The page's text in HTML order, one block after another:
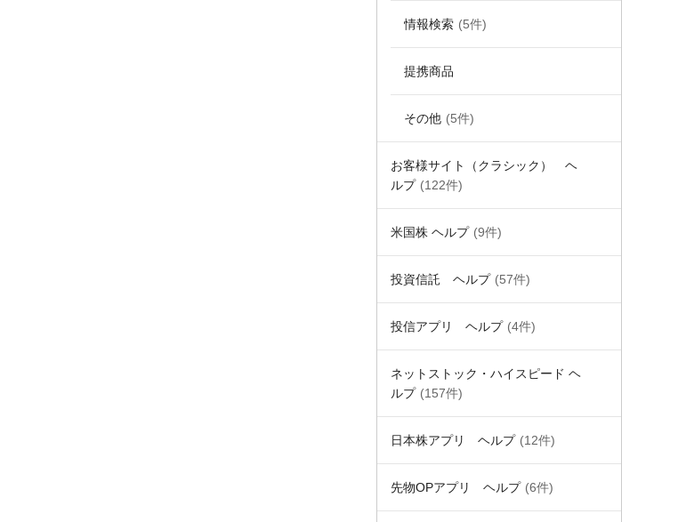
情報検索 (5件)
提携商品
その他 (5件)
お客様サイト（クラシック） ヘ
ルプ (122件)
米国株 ヘルプ (9件)
投資信託 ヘルプ (57件)
投信アプリ ヘルプ (4件)
ネットストック・ハイスピード ヘ
ルプ (157件)
日本株アプリ ヘルプ (12件)
先物OPアプリ ヘルプ (6件)